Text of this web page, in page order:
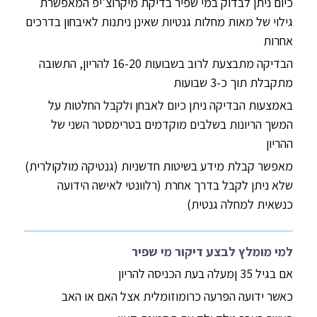
גילוי של מאות מחלות גנטיות שאינן ניתנות לאיבחון בדרכים
אחרות
הבדיקה מתבצעת לרוב בשבועות 16-20 להריון, התשובה
מתקבלת תוך כ-3 שבועות
באמצעות הבדיקה ניתן כיום לאבחן ולקבל החלטות על
המשך הריונות בשלבים מוקדמים בטרימסטר השני של
ההריון
מאפשר קבלת מידע בשיטות חדשניות (גנטיקה מולקולרית)
שלא ניתן לקבל בדרך אחרת (רלוונטי לאישה הידועה
כנשאית למחלה גנטית)
למי מומלץ לבצע דיקור מי שפיר
אם בגיל 35 ןמעלה בעת הכניסה להריון
כאשר ידועה הפרעה כרומוזומלית אצל האם או האב